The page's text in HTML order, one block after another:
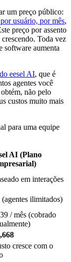
um preço público:
usuário, por mês,
preço por assento
Toda vez
software aumenta
eesel AI, que é
agentes você
não pelo
custos muito mais
para uma equipe
AI (Plano
em interações
(agentes ilimitados)
/ mês (cobrado
cresce com o